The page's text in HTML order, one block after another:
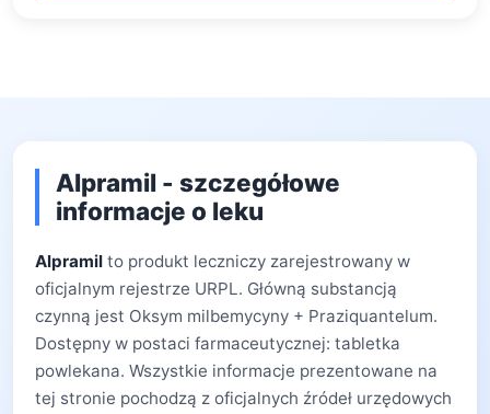
Alpramil - szczegółowe
informacje o leku
Alpramil to produkt leczniczy zarejestrowany w
oficjalnym rejestrze URPL. Główną substancją
czynną jest Oksym milbemycyny + Praziquantelum.
Dostępny w postaci farmaceutycznej: tabletka
powlekana. Wszystkie informacje prezentowane na
tej stronie pochodzą z oficjalnych źródeł urzędowych